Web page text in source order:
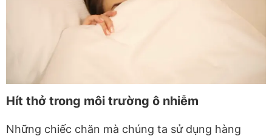
Hít thở trong môi trường ô nhiễm
Những chiếc chăn mà chúng ta sử dụng hàng